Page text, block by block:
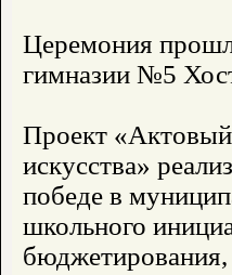
Церемония
гимназии №5
Проект «Актовый
искусства»
победе в
школьного
бюджетирования,